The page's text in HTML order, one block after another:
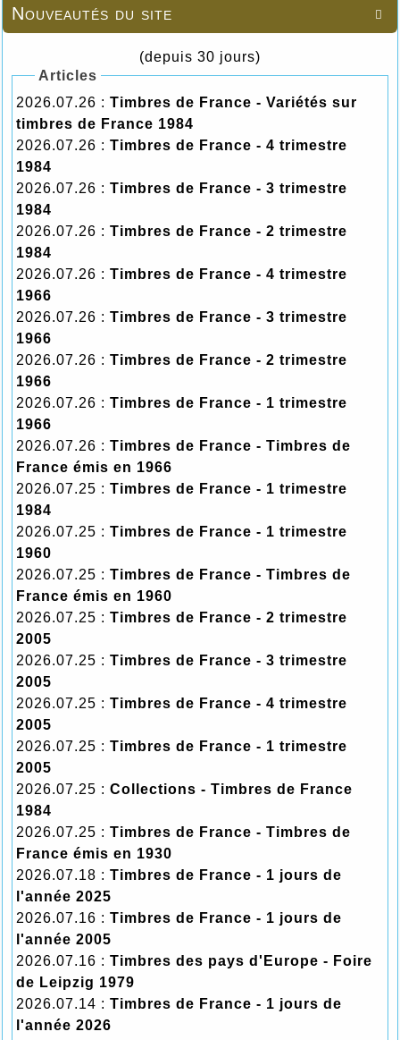

Nouveautés du site
(depuis 30 jours)
Articles
2026.07.26 : Timbres de France - Variétés sur
timbres de France 1984
2026.07.26 : Timbres de France - 4 trimestre
1984
2026.07.26 : Timbres de France - 3 trimestre
1984
2026.07.26 : Timbres de France - 2 trimestre
1984
2026.07.26 : Timbres de France - 4 trimestre
1966
2026.07.26 : Timbres de France - 3 trimestre
1966
2026.07.26 : Timbres de France - 2 trimestre
1966
2026.07.26 : Timbres de France - 1 trimestre
1966
2026.07.26 : Timbres de France - Timbres de
France émis en 1966
2026.07.25 : Timbres de France - 1 trimestre
1984
2026.07.25 : Timbres de France - 1 trimestre
1960
2026.07.25 : Timbres de France - Timbres de
France émis en 1960
2026.07.25 : Timbres de France - 2 trimestre
2005
2026.07.25 : Timbres de France - 3 trimestre
2005
2026.07.25 : Timbres de France - 4 trimestre
2005
2026.07.25 : Timbres de France - 1 trimestre
2005
2026.07.25 : Collections - Timbres de France
1984
2026.07.25 : Timbres de France - Timbres de
France émis en 1930
2026.07.18 : Timbres de France - 1 jours de
l'année 2025
2026.07.16 : Timbres de France - 1 jours de
l'année 2005
2026.07.16 : Timbres des pays d'Europe - Foire
de Leipzig 1979
2026.07.14 : Timbres de France - 1 jours de
l'année 2026